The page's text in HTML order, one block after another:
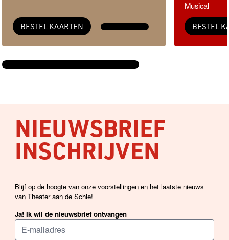
BESTEL KAARTEN MEER INFO →
Musical
BESTEL
BEKIJK DE VOLLEDIGE AGENDA →
NIEUWSBRIEF
INSCHRIJVEN
Blijf op de hoogte van onze voorstellingen en het laatste nieuws
van Theater aan de Schie!
Ja! Ik wil de nieuwsbrief ontvangen